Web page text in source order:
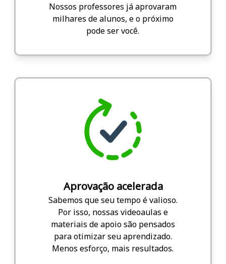
Nossos professores já aprovaram
milhares de alunos, e o próximo
pode ser você.
Aprovação acelerada
Sabemos que seu tempo é valioso.
Por isso, nossas videoaulas e
materiais de apoio são pensados
para otimizar seu aprendizado.
Menos esforço, mais resultados.